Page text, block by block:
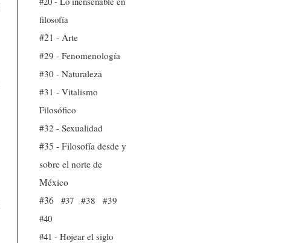
filosofía
#21 - Arte
#29 - Fenomenología
#30 - Naturaleza
#31 - Vitalismo
Filosófico
#32 - Sexualidad
#35 - Filosofía desde y
sobre el norte de
México
#36
#37 #38
#39
#40
#41 - Hojear el siglo